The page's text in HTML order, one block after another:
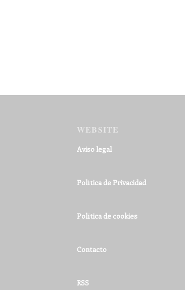
WEBSITE
Aviso legal
Política de Privacidad
Política de cookies
Contacto
RSS